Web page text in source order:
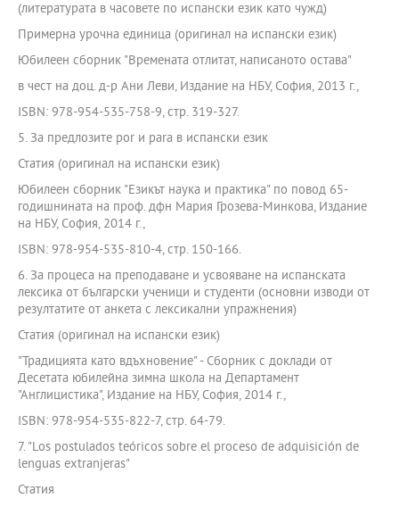
(литературата в часовете по испански език като чужд)
Примерна урочна единица (оригинал на испански език)
Юбилеен сборник "Времената отлитат, написаното остава"
в чест на доц. д-р Ани Леви, Издание на НБУ, София, 2013 г.,
ISBN: 978-954-535-758-9, стр. 319-327.
5. За предлозите por и para в испански език
Статия (оригинал на испански език)
Юбилеен сборник "Езикът наука и практика" по повод 65-
годишнината на проф. дфн Мария Грозева-Минкова, Издание
на НБУ, София, 2014 г.,
ISBN: 978-954-535-810-4, стр. 150-166.
6. За процеса на преподаване и усвояване на испанската
лексика от български ученици и студенти (основни изводи от
резултатите от анкета с лексикални упражнения)
Статия (оригинал на испански език)
"Традицията като вдъхновение" - Сборник с доклади от
Десетата юбилейна зимна школа на Департамент
"Англицистика", Издание на НБУ, София, 2014 г.,
ISBN: 978-954-535-822-7, стр. 64-79.
7. "Los postulados teóricos sobre el proceso de adquisición de
lenguas extranjeras"
Статия